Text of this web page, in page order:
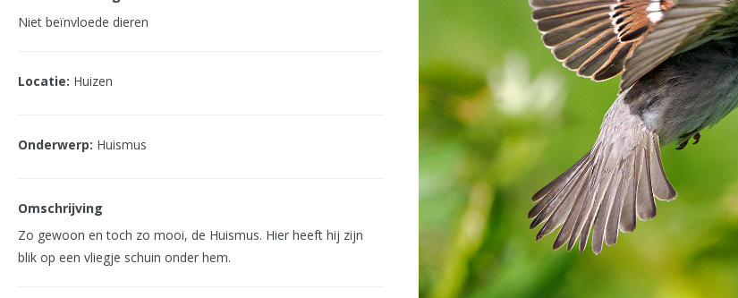
Niet beïnvloede dieren
Locatie: Huizen
Onderwerp: Huismus
Omschrijving
Zo gewoon en toch zo mooi, de Huismus. Hier heeft hij zijn
blik op een vliegje schuin onder hem.